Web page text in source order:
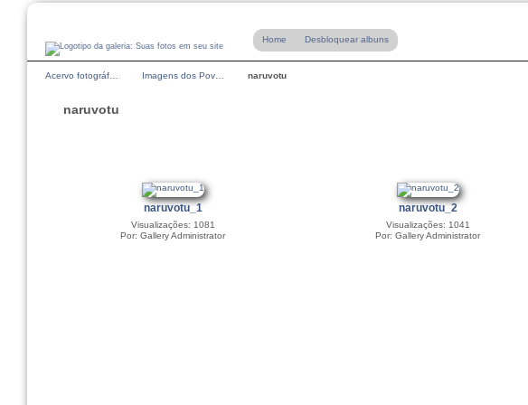
Home Desbloquear albuns
Acervo fotográf… Imagens dos Pov… naruvotu
naruvotu
naruvotu_1
Visualizações: 1081
Por: Gallery Administrator
naruvotu_2
Visualizações: 1041
Por: Gallery Administrator